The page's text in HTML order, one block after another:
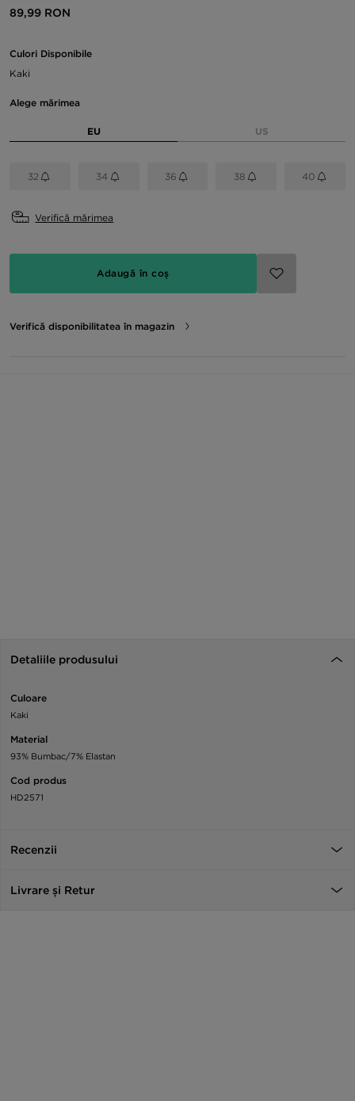
89,99 RON
Culori Disponibile
Kaki
Alege mărimea
EU US
32 34 36 38 40
Verifică mărimea
Adaugă în coș
Verifică disponibilitatea în magazin
Detaliile produsului
Culoare
Kaki
Material
93% Bumbac/7% Elastan
Cod produs
HD2571
Recenzii
Livrare și Retur